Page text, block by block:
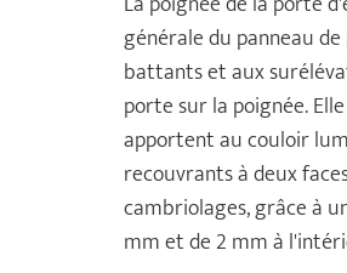
générale du panneau
battants et aux
porte sur la poignée.
apportent au couloir
recouvrants à deux
cambriolages, grâce à
mm et de 2 mm à